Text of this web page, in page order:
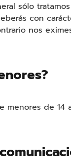
sólo
con
nos
menores de